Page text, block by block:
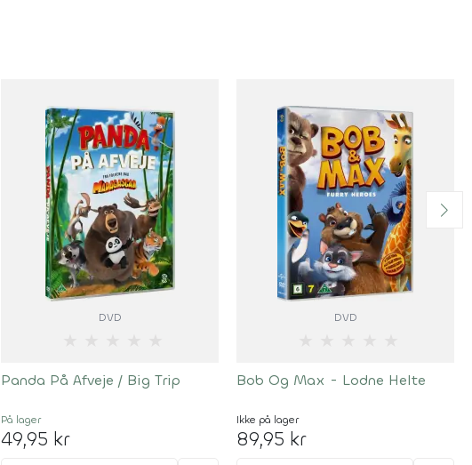
DVD
Panda På Afveje / Big Trip
På lager
49,95 kr
DVD
Bob Og Max - Lodne Helte
Ikke på lager
89,95 kr